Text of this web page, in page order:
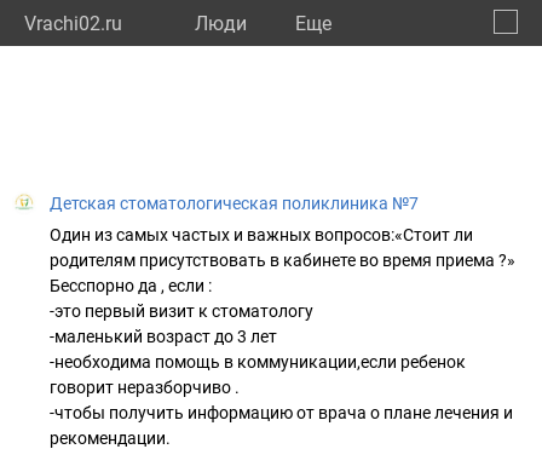
Vrachi02.ru Люди Eще
Детская стоматологическая поликлиника №7
Один из самых частых и важных вопросов:«Стоит ли
родителям присутствовать в кабинете во время приема ?»
Бесспорно да , если :
-это первый визит к стоматологу
-маленький возраст до 3 лет
-необходима помощь в коммуникации,если ребенок
говорит неразборчиво .
-чтобы получить информацию от врача о плане лечения и
рекомендации.